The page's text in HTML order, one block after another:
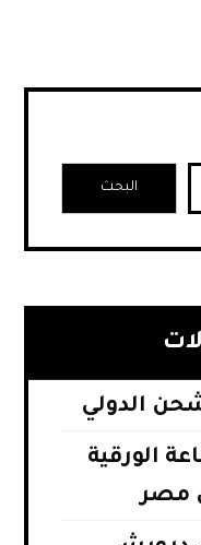
البحث
الدولي
الورقية
مصر